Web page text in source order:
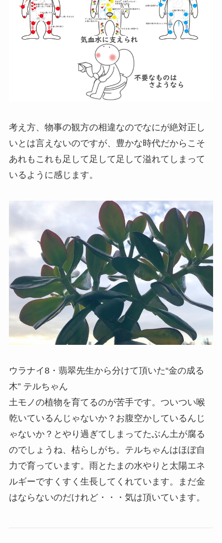
考え方、物事の観方の相違なのでなにが絶対正し
いとは言えないのですが、豊かな時代だからこそ
あれもこれも足して足して足して溢れてしまって
いるように感じます。
ウラナイ8・翡翠先生から分けて頂いた“金の成る
木” テルちゃん
土モノの植物を育てるのが苦手です。ついつい喉
乾いているんじゃないか？お腹空かしているんじ
ゃないか？とやり過ぎてしまってたぶん土が腐る
のでしょうね、枯らしがち。テルちゃんはほぼ自
力で育っています。雨とたまの水やりと太陽エネ
ルギーですくすく生長してくれています。まだ金
はならないのだけれど・・・気は頂いています。